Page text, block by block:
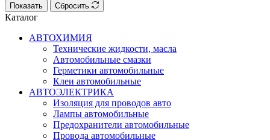
Показать Сбросить
Каталог
АВТОХИМИЯ
Технические жидкости, масла
Автомобильные смазки
Герметики автомобильные
Клеи автомобильные
АВТОЭЛЕКТРИКА
Изоляция для проводов авто
Лампы автомобильные
Предохранители автомобильные
Провода автомобильные